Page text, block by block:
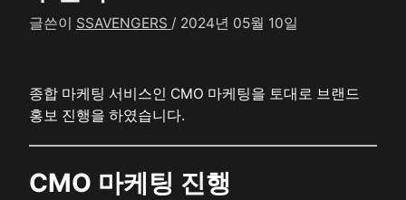
글쓴이 SSAVENGERS / 2024년 05월 10일
종합 마케팅 서비스인 CMO 마케팅을 토대로 브랜드
홍보 진행을 하였습니다.
CMO 마케팅 진행